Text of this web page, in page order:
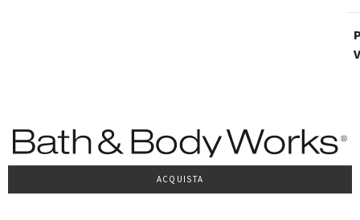
ACQUISTA
Condizioni Generali di venditaPrivacy PolicyCookie PolicyAccessibilità